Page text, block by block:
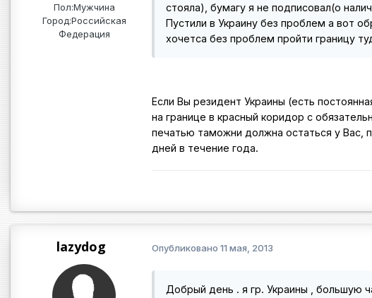
Пол:Мужчина
Город:Российская
Федерация
стояла), бумагу я не подписовал(о
Пустили в Украину без проблем а вот
хочетса без проблем пройти границу
Если Вы резидент Украины (есть
на границе в красный коридор с
печатью таможни должна остаться у Вас,
дней в течение года.
lazydog Опубликовано 11 мая, 2013
Добрый день . я гр. Украины , большую